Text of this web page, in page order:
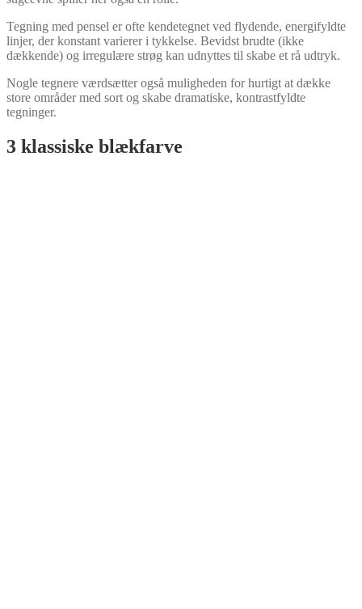
Tegning med pensel er ofte kendetegnet ved flydende, energifyldte
linjer, der konstant varierer i tykkelse. Bevidst brudte (ikke
dækkende) og irregulære strøg kan udnyttes til skabe et rå udtryk.
Nogle tegnere værdsætter også muligheden for hurtigt at dække
store områder med sort og skabe dramatiske, kontrastfyldte
tegninger.
3 klassiske blækfarve